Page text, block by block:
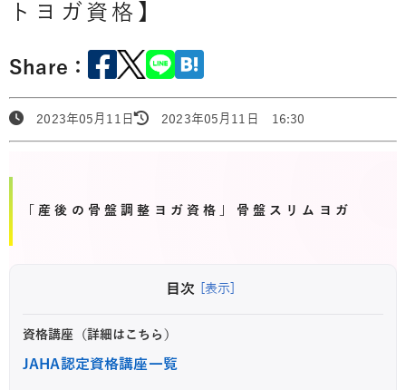
トヨガ資格】
Share：
2023年05月11日 2023年05月11日 16:30
「産後の骨盤調整ヨガ資格」骨盤スリムヨガ
目次 [表示]
資格講座（詳細はこちら）
JAHA認定資格講座一覧